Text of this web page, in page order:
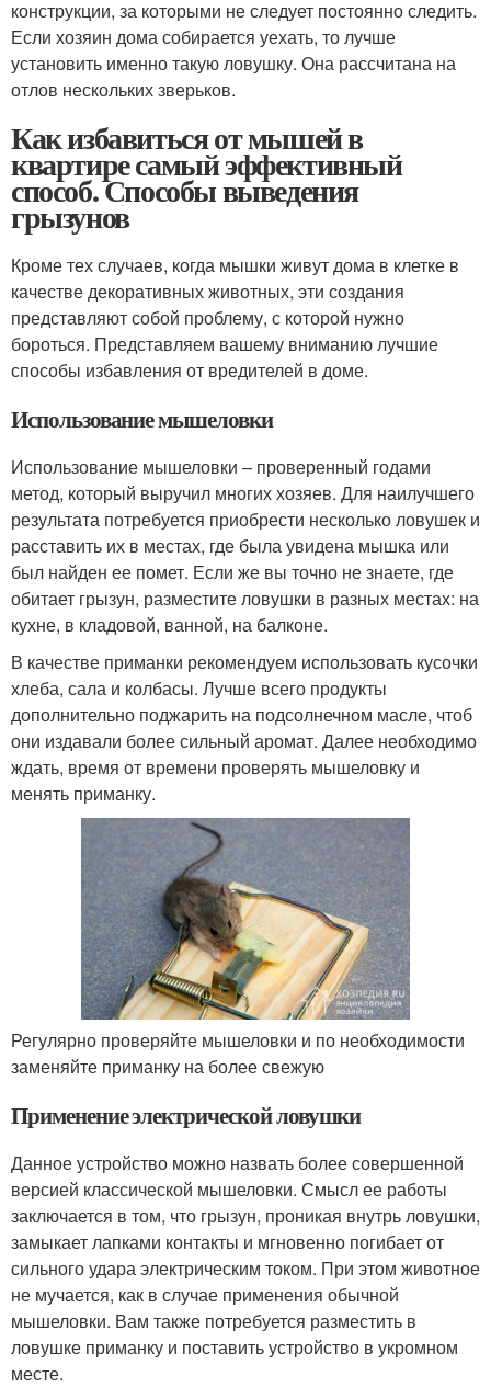
конструкции, за которыми не следует постоянно следить.
Если хозяин дома собирается уехать, то лучше
установить именно такую ловушку. Она рассчитана на
отлов нескольких зверьков.
Как избавиться от мышей в
квартире самый эффективный
способ. Способы выведения
грызунов
Кроме тех случаев, когда мышки живут дома в клетке в
качестве декоративных животных, эти создания
представляют собой проблему, с которой нужно
бороться. Представляем вашему вниманию лучшие
способы избавления от вредителей в доме.
Использование мышеловки
Использование мышеловки – проверенный годами
метод, который выручил многих хозяев. Для наилучшего
результата потребуется приобрести несколько ловушек и
расставить их в местах, где была увидена мышка или
был найден ее помет. Если же вы точно не знаете, где
обитает грызун, разместите ловушки в разных местах: на
кухне, в кладовой, ванной, на балконе.
В качестве приманки рекомендуем использовать кусочки
хлеба, сала и колбасы. Лучше всего продукты
дополнительно поджарить на подсолнечном масле, чтоб
они издавали более сильный аромат. Далее необходимо
ждать, время от времени проверять мышеловку и
менять приманку.
Регулярно проверяйте мышеловки и по необходимости
заменяйте приманку на более свежую
Применение электрической ловушки
Данное устройство можно назвать более совершенной
версией классической мышеловки. Смысл ее работы
заключается в том, что грызун, проникая внутрь ловушки,
замыкает лапками контакты и мгновенно погибает от
сильного удара электрическим током. При этом животное
не мучается, как в случае применения обычной
мышеловки. Вам также потребуется разместить в
ловушке приманку и поставить устройство в укромном
месте.